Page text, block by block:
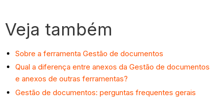
Veja também
Sobre a ferramenta Gestão de documentos
Qual a diferença entre anexos da Gestão de documentos
e anexos de outras ferramentas?
Gestão de documentos: perguntas frequentes gerais